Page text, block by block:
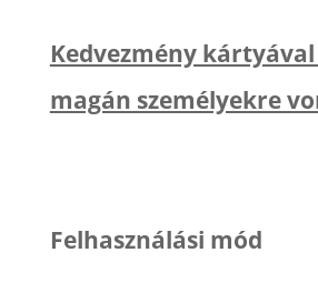
Kedvezmény
magán személyekre
Felhasználási mód